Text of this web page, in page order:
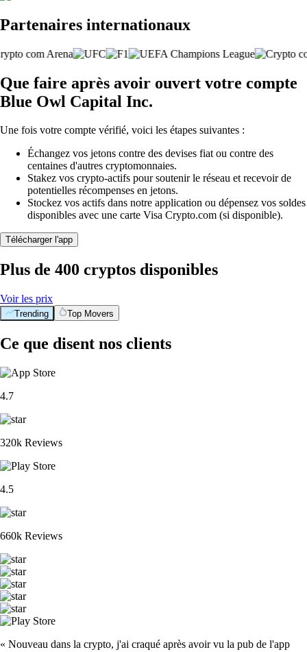
Partenaires internationaux
Que faire après avoir ouvert votre compte
Blue Owl Capital Inc.
Une fois votre compte vérifié, voici les étapes suivantes :
Échangez vos jetons contre des devises fiat ou contre des
centaines d'autres cryptomonnaies.
Stakez vos crypto-actifs pour soutenir le réseau et recevoir de
potentielles récompenses en jetons.
Stockez vos actifs dans notre application ou dépensez vos soldes
disponibles avec une carte Visa Crypto.com (si disponible).
Télécharger l'app
Plus de 400 cryptos disponibles
Voir les prix
Trending Top Movers
Ce que disent nos clients
4.7
320k Reviews
4.5
660k Reviews
« Nouveau dans la crypto, j'ai craqué après avoir vu la pub de l'app